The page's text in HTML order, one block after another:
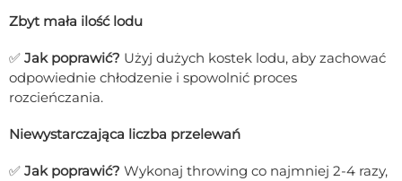
Zbyt mała ilość lodu
✅ Jak poprawić? Użyj dużych kostek lodu, aby zachować
odpowiednie chłodzenie i spowolnić proces
rozcieńczania.
Niewystarczająca liczba przelewań
✅ Jak poprawić? Wykonaj throwing co najmniej 2-4 razy,